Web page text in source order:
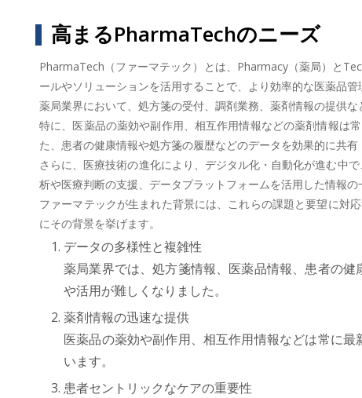
高まるPharmaTechのニーズ
PharmaTech（ファーマテック）とは、Pharmacy（薬局）と
ールやソリューションを活用することで、より効率的な医薬品管
薬局業界において、処方箋の受付、調剤業務、薬剤情報の提供
特に、医薬品の薬効や副作用、相互作用情報などの薬剤情報は
た、患者の健康情報や処方箋の履歴などのデータを効果的に共
さらに、医療技術の進化により、デジタル化・自動化が進む中
析や医療判断の支援、データプラットフォームを活用した情報
ファーマテックが生まれた背景には、これらの課題と要望に対
にその背景を挙げます。
データの多様性と複雑性
薬局業界では、処方箋情報、医薬品情報、患者の
や活用が難しくなりました。
薬剤情報の迅速な提供
医薬品の薬効や副作用、相互作用情報などは常に
います。
患者セントリックなケアの重要性